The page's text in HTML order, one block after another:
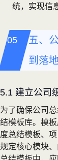
统，实现信
五、
到落
5.1 建立公司
为了确保公司
结模板库。模
度总结模板、
规定核心模块